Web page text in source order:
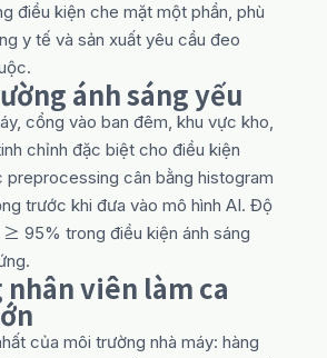
điều kiện che mặt một phần, phù
y tế và sản xuất yêu cầu đeo
ánh sáng yếu
cổng vào ban đêm, khu vực kho,
chỉnh đặc biệt cho điều kiện
preprocessing cân bằng histogram
trước khi đưa vào mô hình AI. Độ
95% trong điều kiện ánh sáng
nhân viên làm ca
của môi trường nhà máy: hàng